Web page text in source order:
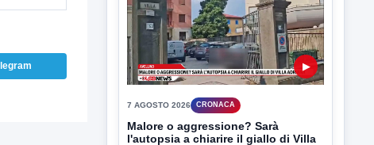
Malore o aggressione? Sarà
l'autopsia a chiarire il giallo di Villa
Adriana
Sarà affidato con ogni probabilità all'inizio
della prossima settimana l'incarico...